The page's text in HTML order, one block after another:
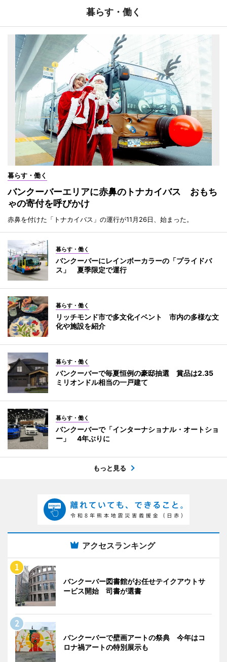
暮らす・働く
暮らす・働く
バンクーバーエリアに赤鼻のトナカイバス おもち
ゃの寄付を呼びかけ
赤鼻を付けた「トナカイバス」の運行が11月26日、始まった。
暮らす・働く
バンクーバーにレインボーカラーの「プライドバ
ス」 夏季限定で運行
暮らす・働く
リッチモンド市で多文化イベント 市内の多様な文
化や施設を紹介
暮らす・働く
バンクーバーで毎夏恒例の豪邸抽選 賞品は2.35
ミリオンドル相当の一戸建て
暮らす・働く
バンクーバーで「インターナショナル・オートショ
ー」 4年ぶりに
もっと見る
アクセスランキング
バンクーバー図書館がお任せテイクアウトサ
ービス開始 司書が選書
バンクーバーで壁画アートの祭典 今年はコ
ロナ禍アートの特別展示も